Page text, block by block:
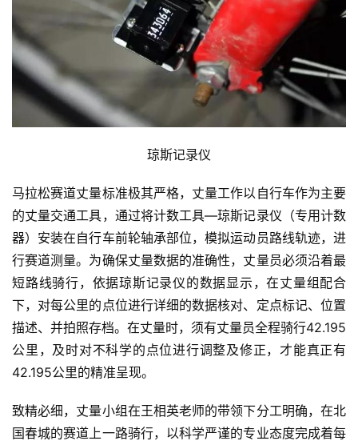
琼斯记录仪
马拉松赛道丈量标准极其严格，丈量工作以自行车作为主要
的丈量交通工具，通过将计数工具—琼斯记录仪（专用计数
器）安装在自行车前轮轴承部位，模拟运动员路线轨迹，进
行赛道测量。为确保丈量数据的准确性，丈量员必须沿着最
短路线骑行，依据琼斯记录仪的数据显示，在丈量组配合
下，对每公里的点位进行详细的数据核对、定点标记、位置
描述、并拍照存档。在丈量时，须有丈量员全程骑行42.195
公里，及时对不科学的点位进行调整及修正，才能真正有
42.195公里的精准呈现。
致精必细，丈量小组在王相英老师的带领下分工明确，在北
国春城的赛道上一路骑行，以科学严谨的专业态度完成着每